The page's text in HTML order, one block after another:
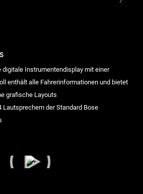
digitale Instrumentendisplay mit einer
enthält alle Fahrerinformationen und bietet
grafische Layouts
der Standard Bose